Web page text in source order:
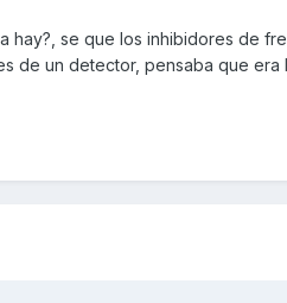
hay?, se que los inhibidores de
de un detector, pensaba que era